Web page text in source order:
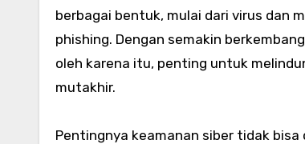
berbagai bentuk, mulai dari virus dan
phishing. Dengan semakin
oleh karena itu, penting untuk
mutakhir.
Pentingnya keamanan siber tidak bisa